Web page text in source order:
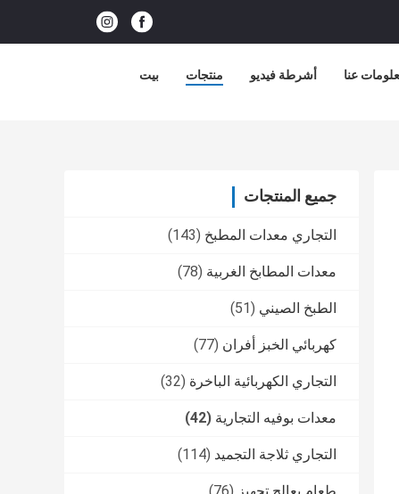
بيت منتجات أشرطة فيديو عنا
جميع المنتجات
التجاري معدات المطبخ (143)
معدات المطابخ الغربية (78)
الطبخ الصيني (51)
كهربائي الخبز أفران (77)
التجاري الكهربائية الباخرة (32)
معدات بوفيه التجارية (42)
التجاري ثلاجة التجميد (114)